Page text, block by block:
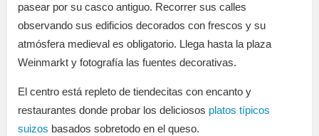
pasear por su casco antiguo. Recorrer sus calles
observando sus edificios decorados con frescos y su
atmósfera medieval es obligatorio. Llega hasta la plaza
Weinmarkt y fotografía las fuentes decorativas.
El centro está repleto de tiendecitas con encanto y
restaurantes donde probar los deliciosos platos típicos
suizos basados sobretodo en el queso.